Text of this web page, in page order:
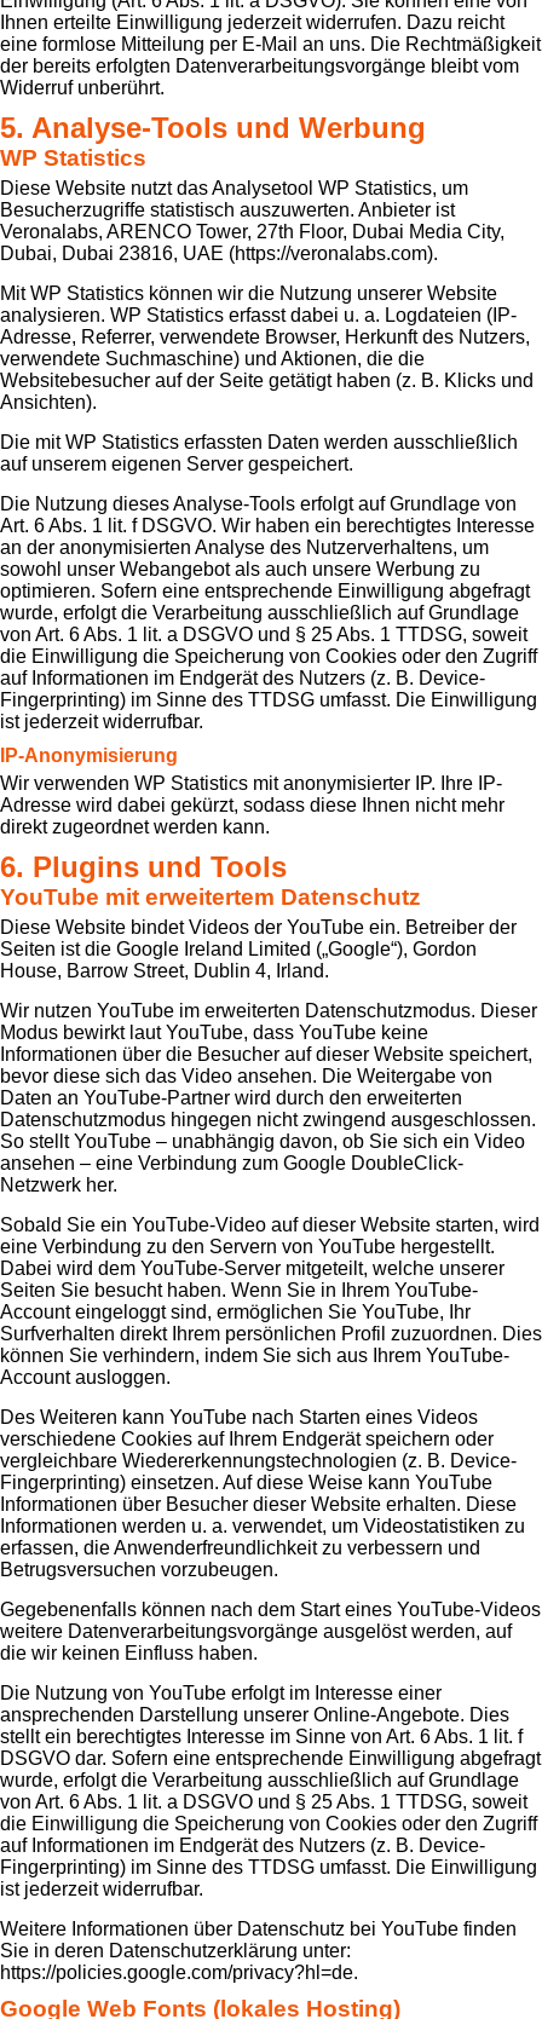
Ihnen erteilte Einwilligung jederzeit widerrufen. Dazu reicht
eine formlose Mitteilung per E-Mail an uns. Die Rechtmäßigkeit
der bereits erfolgten Datenverarbeitungsvorgänge bleibt vom
Widerruf unberührt.
5. Analyse-Tools und Werbung
WP Statistics
Diese Website nutzt das Analysetool WP Statistics, um
Besucherzugriffe statistisch auszuwerten. Anbieter ist
Veronalabs, ARENCO Tower, 27th Floor, Dubai Media City,
Dubai, Dubai 23816, UAE (https://veronalabs.com).
Mit WP Statistics können wir die Nutzung unserer Website
analysieren. WP Statistics erfasst dabei u. a. Logdateien (IP-
Adresse, Referrer, verwendete Browser, Herkunft des Nutzers,
verwendete Suchmaschine) und Aktionen, die die
Websitebesucher auf der Seite getätigt haben (z. B. Klicks und
Ansichten).
Die mit WP Statistics erfassten Daten werden ausschließlich
auf unserem eigenen Server gespeichert.
Die Nutzung dieses Analyse-Tools erfolgt auf Grundlage von
Art. 6 Abs. 1 lit. f DSGVO. Wir haben ein berechtigtes Interesse
an der anonymisierten Analyse des Nutzerverhaltens, um
sowohl unser Webangebot als auch unsere Werbung zu
optimieren. Sofern eine entsprechende Einwilligung abgefragt
wurde, erfolgt die Verarbeitung ausschließlich auf Grundlage
von Art. 6 Abs. 1 lit. a DSGVO und § 25 Abs. 1 TTDSG, soweit
die Einwilligung die Speicherung von Cookies oder den Zugriff
auf Informationen im Endgerät des Nutzers (z. B. Device-
Fingerprinting) im Sinne des TTDSG umfasst. Die Einwilligung
ist jederzeit widerrufbar.
IP-Anonymisierung
Wir verwenden WP Statistics mit anonymisierter IP. Ihre IP-
Adresse wird dabei gekürzt, sodass diese Ihnen nicht mehr
direkt zugeordnet werden kann.
6. Plugins und Tools
YouTube mit erweitertem Datenschutz
Diese Website bindet Videos der YouTube ein. Betreiber der
Seiten ist die Google Ireland Limited („Google“), Gordon
House, Barrow Street, Dublin 4, Irland.
Wir nutzen YouTube im erweiterten Datenschutzmodus. Dieser
Modus bewirkt laut YouTube, dass YouTube keine
Informationen über die Besucher auf dieser Website speichert,
bevor diese sich das Video ansehen. Die Weitergabe von
Daten an YouTube-Partner wird durch den erweiterten
Datenschutzmodus hingegen nicht zwingend ausgeschlossen.
So stellt YouTube – unabhängig davon, ob Sie sich ein Video
ansehen – eine Verbindung zum Google DoubleClick-
Netzwerk her.
Sobald Sie ein YouTube-Video auf dieser Website starten, wird
eine Verbindung zu den Servern von YouTube hergestellt.
Dabei wird dem YouTube-Server mitgeteilt, welche unserer
Seiten Sie besucht haben. Wenn Sie in Ihrem YouTube-
Account eingeloggt sind, ermöglichen Sie YouTube, Ihr
Surfverhalten direkt Ihrem persönlichen Profil zuzuordnen. Dies
können Sie verhindern, indem Sie sich aus Ihrem YouTube-
Account ausloggen.
Des Weiteren kann YouTube nach Starten eines Videos
verschiedene Cookies auf Ihrem Endgerät speichern oder
vergleichbare Wiedererkennungstechnologien (z. B. Device-
Fingerprinting) einsetzen. Auf diese Weise kann YouTube
Informationen über Besucher dieser Website erhalten. Diese
Informationen werden u. a. verwendet, um Videostatistiken zu
erfassen, die Anwenderfreundlichkeit zu verbessern und
Betrugsversuchen vorzubeugen.
Gegebenenfalls können nach dem Start eines YouTube-Videos
weitere Datenverarbeitungsvorgänge ausgelöst werden, auf
die wir keinen Einfluss haben.
Die Nutzung von YouTube erfolgt im Interesse einer
ansprechenden Darstellung unserer Online-Angebote. Dies
stellt ein berechtigtes Interesse im Sinne von Art. 6 Abs. 1 lit. f
DSGVO dar. Sofern eine entsprechende Einwilligung abgefragt
wurde, erfolgt die Verarbeitung ausschließlich auf Grundlage
von Art. 6 Abs. 1 lit. a DSGVO und § 25 Abs. 1 TTDSG, soweit
die Einwilligung die Speicherung von Cookies oder den Zugriff
auf Informationen im Endgerät des Nutzers (z. B. Device-
Fingerprinting) im Sinne des TTDSG umfasst. Die Einwilligung
ist jederzeit widerrufbar.
Weitere Informationen über Datenschutz bei YouTube finden
Sie in deren Datenschutzerklärung unter:
https://policies.google.com/privacy?hl=de.
Google Web Fonts (lokales Hosting)